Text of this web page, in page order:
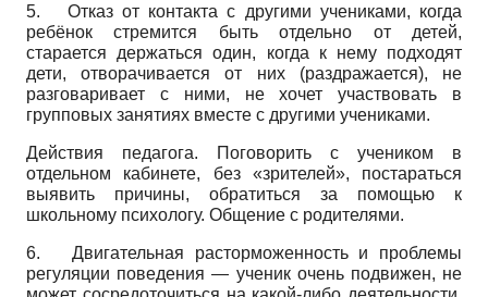
5. Отказ от контакта с другими учениками, когда
ребёнок стремится быть отдельно от детей,
старается держаться один, когда к нему подходят
дети, отворачивается от них (раздражается), не
разговаривает с ними, не хочет участвовать в
групповых занятиях вместе с другими учениками.
Действия педагога. Поговорить с учеником в
отдельном кабинете, без «зрителей», постараться
выявить причины, обратиться за помощью к
школьному психологу. Общение с родителями.
6. Двигательная расторможенность и проблемы
регуляции поведения — ученик очень подвижен, не